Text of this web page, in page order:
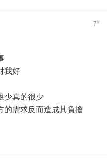
7#
我好
少真的很少
的需求反而造成其負擔